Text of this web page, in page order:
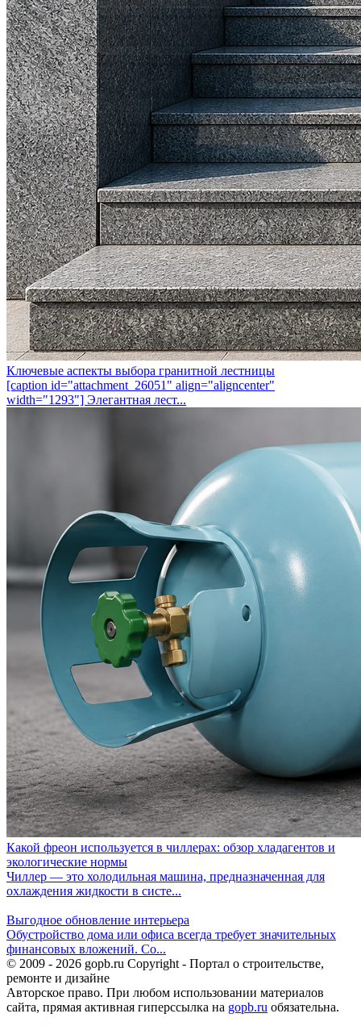
Ключевые аспекты выбора гранитной лестницы
[caption id="attachment_26051" align="aligncenter"
width="1293"] Элегантная лест...
Какой фреон используется в чиллерах: обзор хладагентов и
экологические нормы
Чиллер — это холодильная машина, предназначенная для
охлаждения жидкости в систе...
Выгодное обновление интерьера
Обустройство дома или офиса всегда требует значительных
финансовых вложений. Со...
© 2009 - 2026 gopb.ru Copyright - Портал о строительстве,
ремонте и дизайне
Авторское право. При любом использовании материалов
сайта, прямая активная гиперссылка на gopb.ru обязательна.